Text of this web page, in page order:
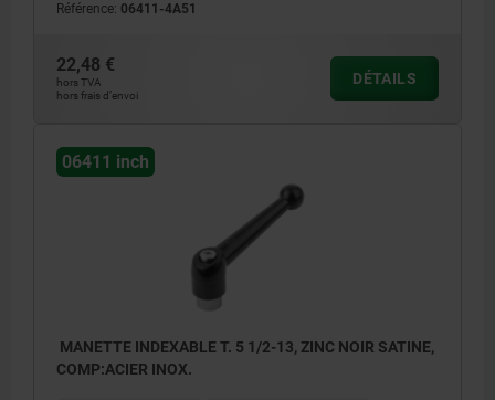
Référence: 06411-4A51
22,48 €
hors TVA
hors frais d’envoi
DÉTAILS
06411 inch
MANETTE INDEXABLE T. 5 1/2-13, ZINC NOIR SATINE,
COMP:ACIER INOX.